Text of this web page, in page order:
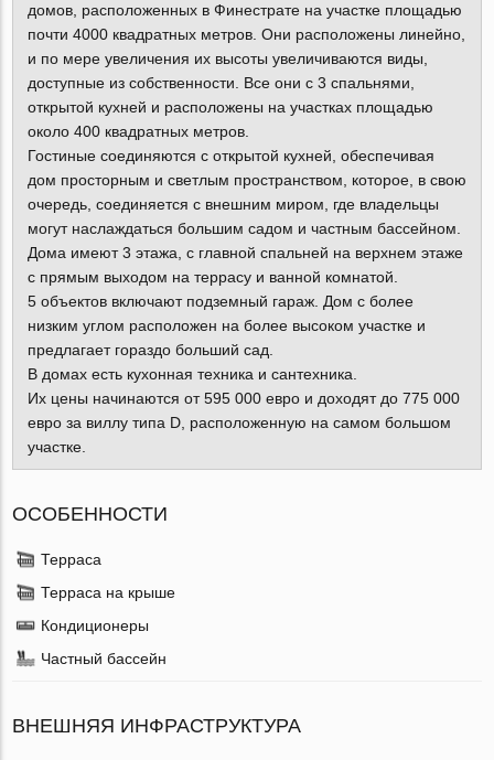
домов, расположенных в Финестрате на участке площадью
почти 4000 квадратных метров. Они расположены линейно,
и по мере увеличения их высоты увеличиваются виды,
доступные из собственности. Все они с 3 спальнями,
открытой кухней и расположены на участках площадью
около 400 квадратных метров.
Гостиные соединяются с открытой кухней, обеспечивая
дом просторным и светлым пространством, которое, в свою
очередь, соединяется с внешним миром, где владельцы
могут наслаждаться большим садом и частным бассейном.
Дома имеют 3 этажа, с главной спальней на верхнем этаже
с прямым выходом на террасу и ванной комнатой.
5 объектов включают подземный гараж. Дом с более
низким углом расположен на более высоком участке и
предлагает гораздо больший сад.
В домах есть кухонная техника и сантехника.
Их цены начинаются от 595 000 евро и доходят до 775 000
евро за виллу типа D, расположенную на самом большом
участке.
ОСОБЕННОСТИ
Терраса
Терраса на крыше
Кондиционеры
Частный бассейн
ВНЕШНЯЯ ИНФРАСТРУКТУРА